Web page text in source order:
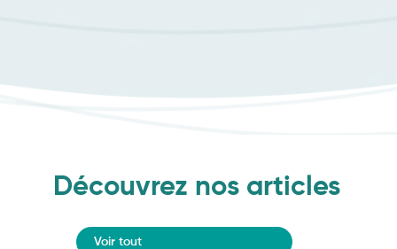
Découvrez nos articles
Voir tout